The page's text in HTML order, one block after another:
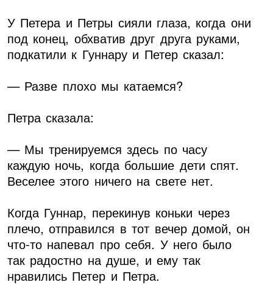
У Петера и Петры сияли глаза, когда они
под конец, обхватив друг друга руками,
подкатили к Гуннару и Петер сказал:
— Разве плохо мы катаемся?
Петра сказала:
— Мы тренируемся здесь по часу
каждую ночь, когда большие дети спят.
Веселее этого ничего на свете нет.
Когда Гуннар, перекинув коньки через
плечо, отправился в тот вечер домой, он
что-то напевал про себя. У него было
так радостно на душе, и ему так
нравились Петер и Петра.